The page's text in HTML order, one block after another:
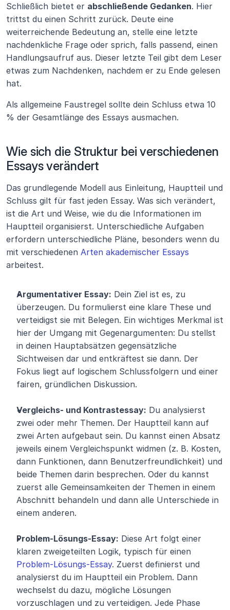
Schließlich bietet er abschließende Gedanken. Hier
trittst du einen Schritt zurück. Deute eine
weiterreichende Bedeutung an, stelle eine letzte
nachdenkliche Frage oder sprich, falls passend, einen
Handlungsaufruf aus. Dieser letzte Teil gibt dem Leser
etwas zum Nachdenken, nachdem er zu Ende gelesen
hat.
Als allgemeine Faustregel sollte dein Schluss etwa 10
% der Gesamtlänge des Essays ausmachen.
Wie sich die Struktur bei verschiedenen
Essays verändert
Das grundlegende Modell aus Einleitung, Hauptteil und
Schluss gilt für fast jeden Essay. Was sich verändert,
ist die Art und Weise, wie du die Informationen im
Hauptteil organisierst. Unterschiedliche Aufgaben
erfordern unterschiedliche Pläne, besonders wenn du
mit verschiedenen Arten akademischer Essays
arbeitest.
Argumentativer Essay: Dein Ziel ist es, zu
überzeugen. Du formulierst eine klare These und
verteidigst sie mit Belegen. Ein wichtiges Merkmal ist
hier der Umgang mit Gegenargumenten: Du stellst
in deinen Hauptabsätzen gegensätzliche
Sichtweisen dar und entkräftest sie dann. Der
Fokus liegt auf logischem Schlussfolgern und einer
fairen, gründlichen Diskussion.
Vergleichs- und Kontrastessay: Du analysierst
zwei oder mehr Themen. Der Hauptteil kann auf
zwei Arten aufgebaut sein. Du kannst einen Absatz
jeweils einem Vergleichspunkt widmen (z. B. Kosten,
dann Funktionen, dann Benutzerfreundlichkeit) und
beide Themen darin besprechen. Oder du kannst
zuerst alle Gemeinsamkeiten der Themen in einem
Abschnitt behandeln und dann alle Unterschiede in
einem anderen.
Problem-Lösungs-Essay: Diese Art folgt einer
Problem-Lösungs-Essay. Zuerst definierst und
analysierst du im Hauptteil ein Problem. Dann
wechselst du dazu, mögliche Lösungen
vorzuschlagen und zu verteidigen. Jede Phase